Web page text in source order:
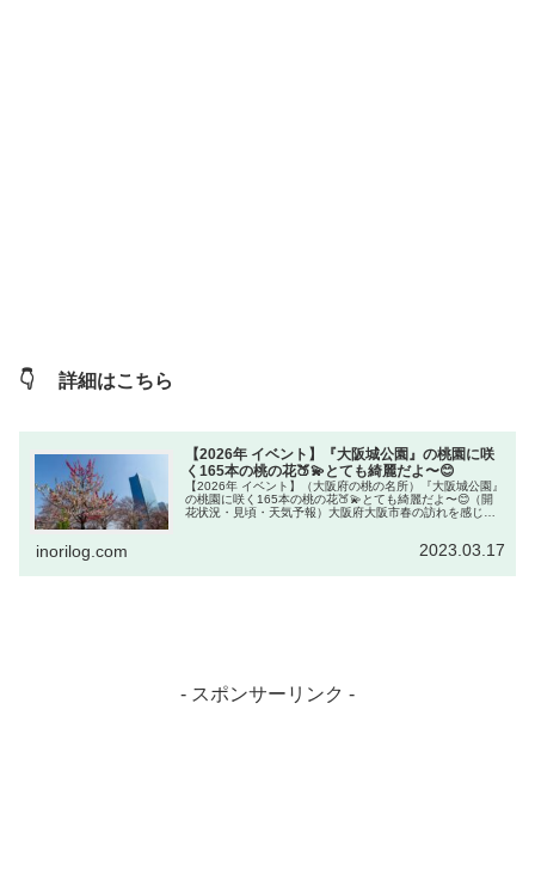
👇 詳細はこちら
【2026年 イベント】『大阪城公園』の桃園に咲
く165本の桃の花🍑💫とても綺麗だよ〜😊
【2026年 イベント】（大阪府の桃の名所）『大阪城公園』
の桃園に咲く165本の桃の花🍑💫とても綺麗だよ〜😊（開
花状況・見頃・天気予報）大阪府大阪市春の訪れを感じる
inorilog.com 2023.03.17
- スポンサーリンク -